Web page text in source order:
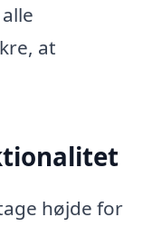
at
højde for